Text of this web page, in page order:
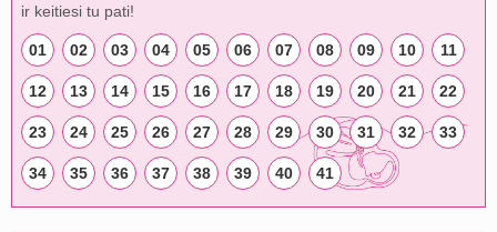
ir keitiesi tu pati!
01 02 03 04 05 06 07 08 09 10 11
12 13 14 15 16 17 18 19 20 21 22
23 24 25 26 27 28 29 30 31 32 33
34 35 36 37 38 39 40 41